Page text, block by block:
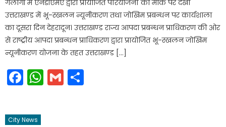
गलोगी में एनडीएमए द्वारा प्रायोजित परियोजनों को मौके पर देखा
उत्तराखण्ड में भू-स्खलन न्यूनीकरण तथा जोखिम प्रबन्धन पर कार्यशाला
का दूसरा दिन देहरादून। उत्तराखण्ड राज्य आपदा प्रबन्धन प्राधिकरण की ओर
से राष्ट्रीय आपदा प्रबन्धन प्राधिकरण द्वारा प्रायोजित भू-स्खलन जोखिम
न्यूनीकरण योजना के तहत उत्तराखण्ड […]
Facebook
WhatsApp
Gmail
City News